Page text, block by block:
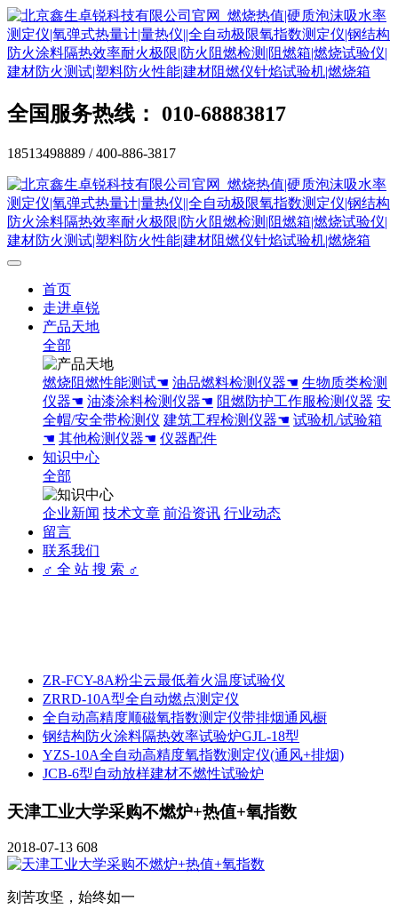
全国服务热线： 010-68883817
18513498889 / 400-886-3817
首页
走进卓锐
产品天地
全部
燃烧阻燃性能测试☚ 油品燃料检测仪器☚ 生物质类检测
仪器☚ 油漆涂料检测仪器☚ 阻燃防护工作服检测仪器 安
全帽/安全带检测仪 建筑工程检测仪器☚ 试验机/试验箱
☚ 其他检测仪器☚ 仪器配件
知识中心
全部
企业新闻 技术文章 前沿资讯 行业动态
留言
联系我们
♂ 全 站 搜 索 ♂
ZR-FCY-8A粉尘云最低着火温度试验仪
ZRRD-10A型全自动燃点测定仪
全自动高精度顺磁氧指数测定仪带排烟通风橱
钢结构防火涂料隔热效率试验炉GJL-18型
YZS-10A全自动高精度氧指数测定仪(通风+排烟)
JCB-6型自动放样建材不燃性试验炉
天津工业大学采购不燃炉+热值+氧指数
2018-07-13 608
刻苦攻坚，始终如一